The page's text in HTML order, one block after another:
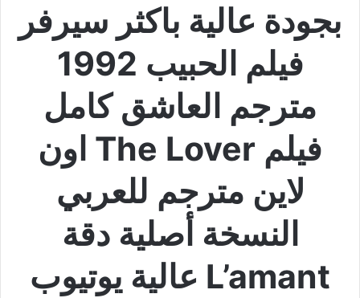
بجودة عالية باكثر سيرفر
فيلم الحبيب 1992
مترجم العاشق كامل
فيلم The Lover اون
لاين مترجم للعربي
النسخة أصلية دقة
L’amant عالية يوتيوب